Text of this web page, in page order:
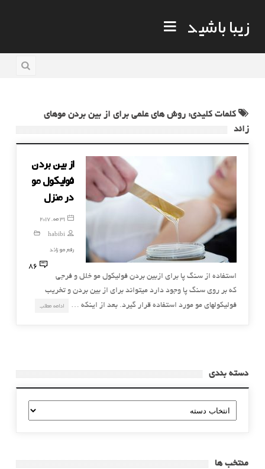
زیبا باشید
کلمات کلیدی: روش های علمی برای از بین بردن موهای
زائد
از بین بردن
فولیکول مو
در منزل
31 مه, 2017
habibi
رفع مو زائد
86
استفاده از سنگ پا برای ازبین بردن فولیکول مو خلل و فرجی
که بر روی سنگ پا وجود دارد میتواند برای از بین بردن و تخریب
فولیکولهای مو مورد استفاده قرار گیرد. بعد از اینکه …
ادامه مطلب
دسته بندی
دسته
بندی
منتخب ها